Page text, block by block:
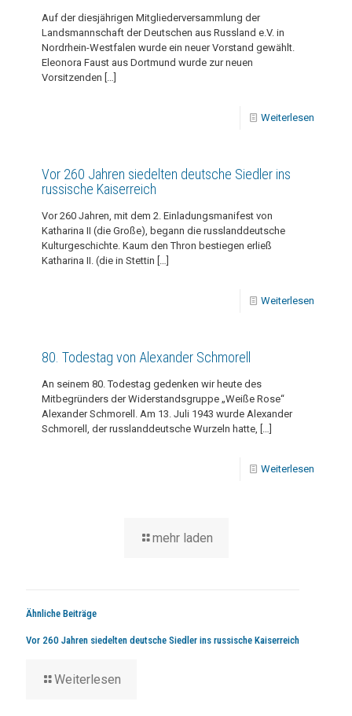
Auf der diesjährigen Mitgliederversammlung der
Landsmannschaft der Deutschen aus Russland e.V. in
Nordrhein-Westfalen wurde ein neuer Vorstand gewählt.
Eleonora Faust aus Dortmund wurde zur neuen
Vorsitzenden […]
Weiterlesen
Vor 260 Jahren siedelten deutsche Siedler ins
russische Kaiserreich
Vor 260 Jahren, mit dem 2. Einladungsmanifest von
Katharina II (die Große), begann die russlanddeutsche
Kulturgeschichte. Kaum den Thron bestiegen erließ
Katharina II. (die in Stettin […]
Weiterlesen
80. Todestag von Alexander Schmorell
An seinem 80. Todestag gedenken wir heute des
Mitbegründers der Widerstandsgruppe „Weiße Rose“
Alexander Schmorell. Am 13. Juli 1943 wurde Alexander
Schmorell, der russlanddeutsche Wurzeln hatte, […]
Weiterlesen
mehr laden
Ähnliche Beiträge
Vor 260 Jahren siedelten deutsche Siedler ins russische Kaiserreich
Weiterlesen